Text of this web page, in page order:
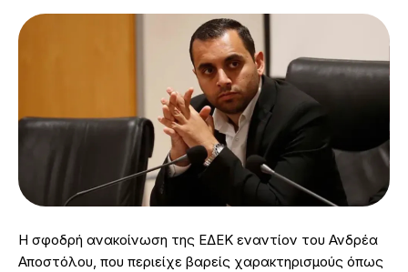
Η σφοδρή ανακοίνωση της ΕΔΕΚ εναντίον του Ανδρέα
Αποστόλου, που περιείχε βαρείς χαρακτηρισμούς όπως